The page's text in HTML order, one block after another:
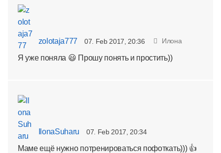
zolotaja777 07. Feb 2017, 20:36 Илона
Я уже поняла 😃 Прошу понять и простить))
IlonaSuharu 07. Feb 2017, 20:34
Маме ещё нужно потренироваться пофоткать))) 👍